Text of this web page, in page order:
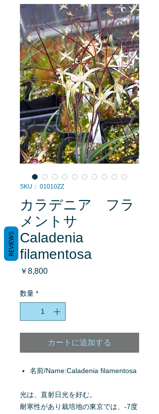
SKU： 01010ZZ
カラデニア フラ
メントサ
Caladenia
filamentosa
￥8,800価
数量 *
カートに追加する
名前/Name:Caladenia filamentosa
光は、直射日光を好む。
耐寒性があり栽培地の東京では、-7度
REVIEWS